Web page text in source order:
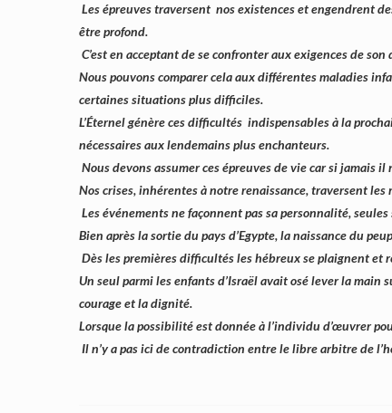
Les épreuves traversent nos existences et engendrent
être profond.
C’est en acceptant de se confronter aux exigences de
Nous pouvons comparer cela aux différentes maladies
certaines situations plus difficiles.
L’Éternel génère ces difficultés indispensables à la
nécessaires aux lendemains plus enchanteurs.
Nous devons assumer ces épreuves de vie car si jamais
Nos crises, inhérentes à notre renaissance, traversent
Les événements ne façonnent pas sa personnalité,
Bien après la sortie du pays d’Egypte, la naissance du
Dès les premières difficultés les hébreux se plaignent et
Un seul parmi les enfants d’Israël avait osé lever la
courage et la dignité.
Lorsque la possibilité est donnée à l’individu d’œuvrer
Il n’y a pas ici de contradiction entre le libre arbitre de